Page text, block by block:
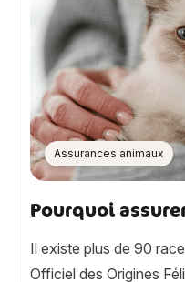
Assurances animaux
Pourquoi
Il existe plus de 90
Officiel des Origines